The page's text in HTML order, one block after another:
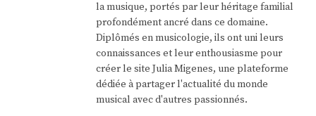
la musique, portés par leur héritage familial
profondément ancré dans ce domaine.
Diplômés en musicologie, ils ont uni leurs
connaissances et leur enthousiasme pour
créer le site Julia Migenes, une plateforme
dédiée à partager l'actualité du monde
musical avec d'autres passionnés.